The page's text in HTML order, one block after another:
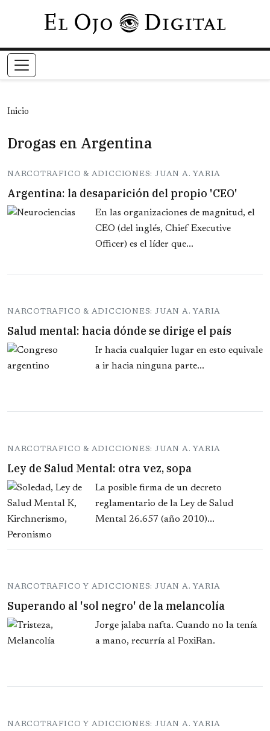
Pasar al contenido principal
Inicio
Drogas en Argentina
NARCOTRAFICO & ADICCIONES: JUAN A. YARIA
Argentina: la desaparición del propio 'CEO'
En las organizaciones de magnitud, el
CEO (del inglés, Chief Executive
Officer) es el líder que...
NARCOTRAFICO & ADICCIONES: JUAN A. YARIA
Salud mental: hacia dónde se dirige el país
Ir hacia cualquier lugar en esto equivale
a ir hacia ninguna parte...
NARCOTRAFICO & ADICCIONES: JUAN A. YARIA
Ley de Salud Mental: otra vez, sopa
La posible firma de un decreto
reglamentario de la Ley de Salud
Mental 26.657 (año 2010)...
NARCOTRAFICO Y ADICCIONES: JUAN A. YARIA
Superando al 'sol negro' de la melancolía
Jorge jalaba nafta. Cuando no la tenía
a mano, recurría al PoxiRan.
NARCOTRAFICO Y ADICCIONES: JUAN A. YARIA